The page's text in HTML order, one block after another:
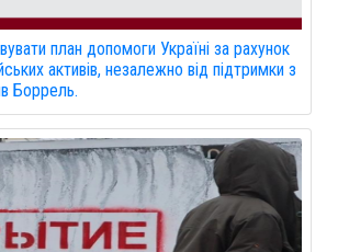
план допомоги Україні за рахунок
активів, незалежно від підтримки з
Боррель.